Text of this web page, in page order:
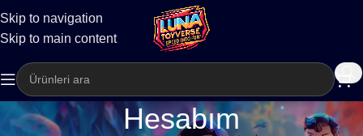
Skip to navigation
Skip to main content
Kargo
Hesabım